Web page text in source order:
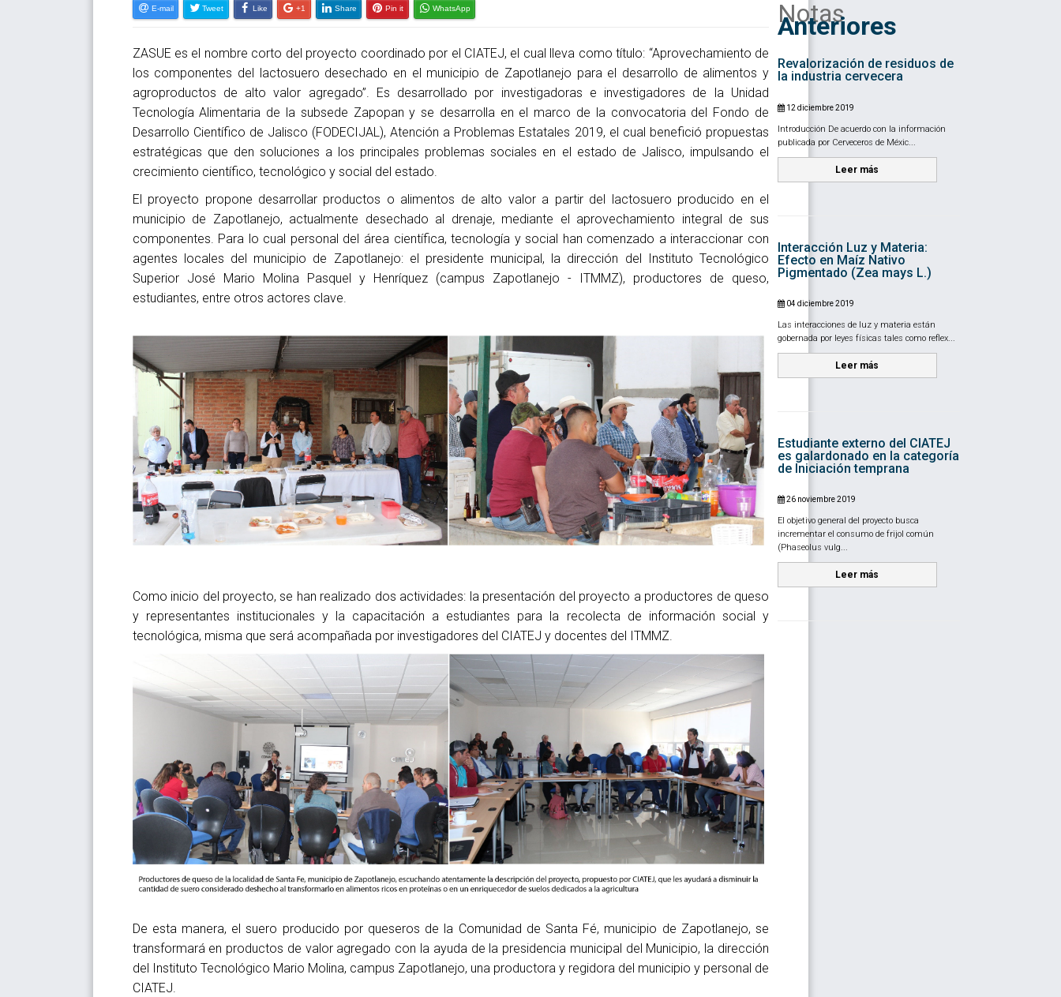
E-mail Tweet Like +1 Share Pin it WhatsApp
ZASUE es el nombre corto del proyecto coordinado por el CIATEJ, el cual lleva como título: “Aprovechamiento de
los componentes del lactosuero desechado en el municipio de Zapotlanejo para el desarrollo de alimentos y
agroproductos de alto valor agregado”. Es desarrollado por investigadoras e investigadores de la Unidad
Tecnología Alimentaria de la subsede Zapopan y se desarrolla en el marco de la convocatoria del Fondo de
Desarrollo Científico de Jalisco (FODECIJAL), Atención a Problemas Estatales 2019, el cual benefició propuestas
estratégicas que den soluciones a los principales problemas sociales en el estado de Jalisco, impulsando el
crecimiento científico, tecnológico y social del estado.
El proyecto propone desarrollar productos o alimentos de alto valor a partir del lactosuero producido en el
municipio de Zapotlanejo, actualmente desechado al drenaje, mediante el aprovechamiento integral de sus
componentes. Para lo cual personal del área científica, tecnología y social han comenzado a interaccionar con
agentes locales del municipio de Zapotlanejo: el presidente municipal, la dirección del Instituto Tecnológico
Superior José Mario Molina Pasquel y Henríquez (campus Zapotlanejo - ITMMZ), productores de queso,
estudiantes, entre otros actores clave.
Como inicio del proyecto, se han realizado dos actividades: la presentación del proyecto a productores de queso
y representantes institucionales y la capacitación a estudiantes para la recolecta de información social y
tecnológica, misma que será acompañada por investigadores del CIATEJ y docentes del ITMMZ.
De esta manera, el suero producido por queseros de la Comunidad de Santa Fé, municipio de Zapotlanejo, se
transformará en productos de valor agregado con la ayuda de la presidencia municipal del Municipio, la dirección
del Instituto Tecnológico Mario Molina, campus Zapotlanejo, una productora y regidora del municipio y personal de
CIATEJ.
Notas
Anteriores
Revalorización de residuos de
la industria cervecera
12 diciembre 2019
Introducción De acuerdo con la información
publicada por Cerveceros de Méxic...
Leer más
Interacción Luz y Materia:
Efecto en Maíz Nativo
Pigmentado (Zea mays L.)
04 diciembre 2019
Las interacciones de luz y materia están
gobernada por leyes físicas tales como reflex...
Leer más
Estudiante externo del CIATEJ
es galardonado en la categoría
de Iniciación temprana
26 noviembre 2019
El objetivo general del proyecto busca
incrementar el consumo de frijol común
(Phaseolus vulg...
Leer más